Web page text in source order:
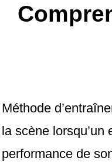
Méthode
la scène
performance de